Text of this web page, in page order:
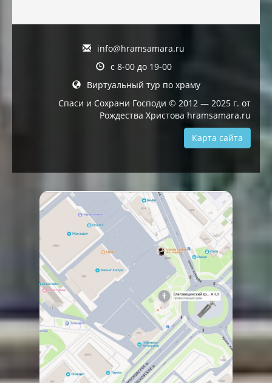
info@hramsamara.ru
с 8-00 до 19-00
Виртуальный тур по храму
Спаси и Сохрани Господи © 2012 — 2025 г. от
Рождества Христова hramsamara.ru
Карта сайта